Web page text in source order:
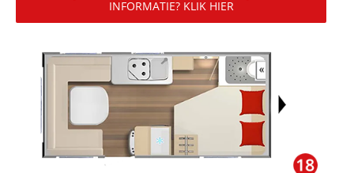
INFORMATIE? KLIK HIER